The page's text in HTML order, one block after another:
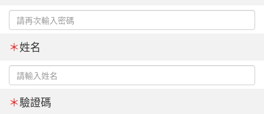
＊姓名
＊驗證碼